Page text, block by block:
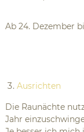
Ab 24. Dezember
Ausrichten
Die Raunächte
Jahr